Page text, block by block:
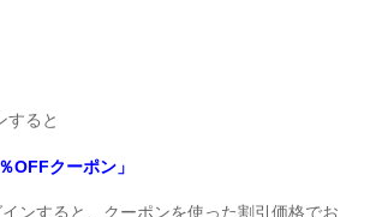
すると
OFFクーポン」
ンすると、クーポンを使った割引価格でお